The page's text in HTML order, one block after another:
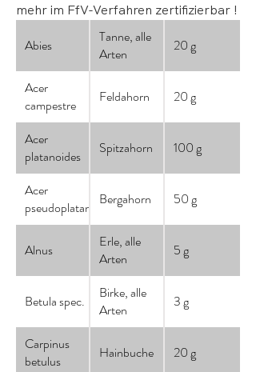
mehr im FfV-Verfahren zertifizierbar !
Abies
Tanne, alle
Arten
20 g
Acer
campestre
Feldahorn 20 g
Acer
platanoides
Spitzahorn 100 g
Acer
pseudoplatanusBergahorn 50 g
Alnus
Erle, alle
Arten
5 g
Betula spec.
Birke, alle
Arten
3 g
Carpinus
betulus
Hainbuche 20 g